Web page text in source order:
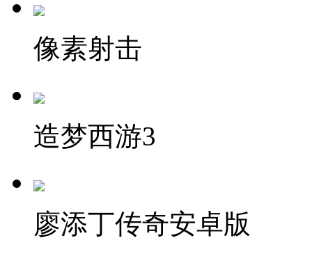
像素射击
造梦西游3
廖添丁传奇安卓版